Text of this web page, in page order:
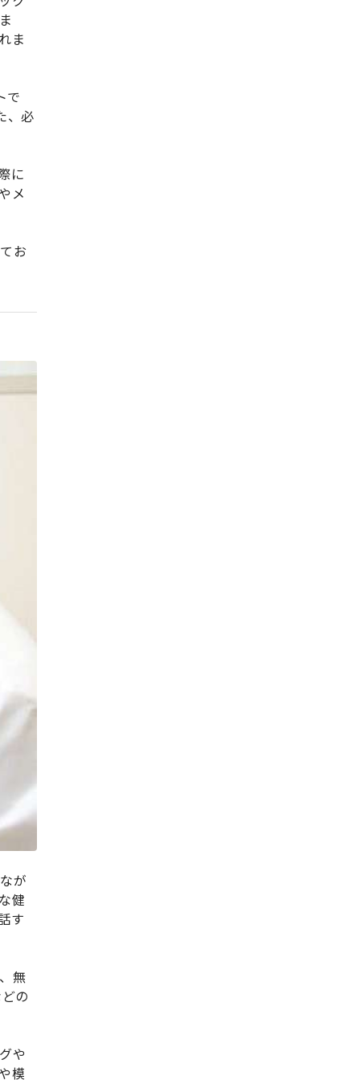
ま
で
、必
に
メ
お
が
健
す
無
の
や
模